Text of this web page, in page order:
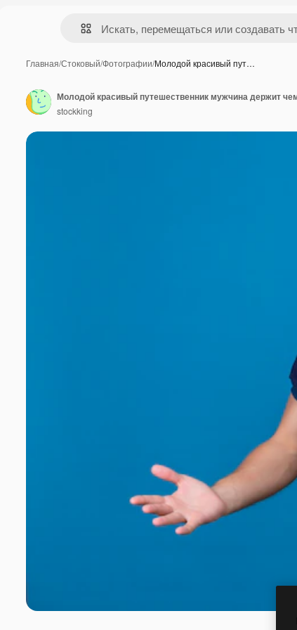
Главная/Стоковый/Фотографии/Молодой красивый пут…
stockking